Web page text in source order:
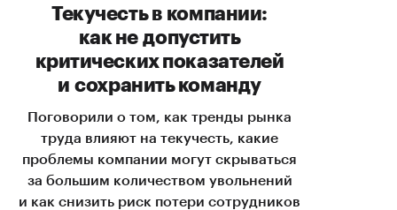
Текучесть в компании:
как не допустить
критических показателей
и сохранить команду
Поговорили о том, как тренды рынка
труда влияют на текучесть, какие
проблемы компании могут скрываться
за большим количеством увольнений
и как снизить риск потери сотрудников